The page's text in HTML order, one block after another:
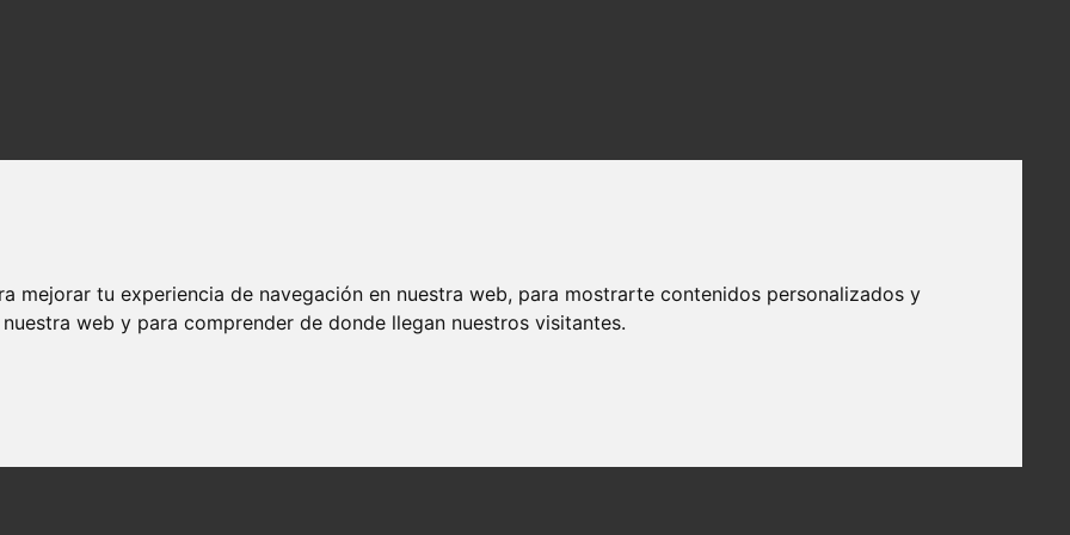
mejorar tu experiencia de navegación en nuestra web, para mostrarte contenidos personalizados y
web y para comprender de donde llegan nuestros visitantes.